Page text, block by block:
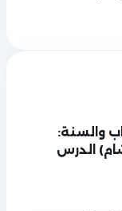
والسنة:
الدرس